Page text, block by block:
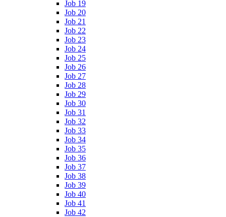
Job 19
Job 20
Job 21
Job 22
Job 23
Job 24
Job 25
Job 26
Job 27
Job 28
Job 29
Job 30
Job 31
Job 32
Job 33
Job 34
Job 35
Job 36
Job 37
Job 38
Job 39
Job 40
Job 41
Job 42